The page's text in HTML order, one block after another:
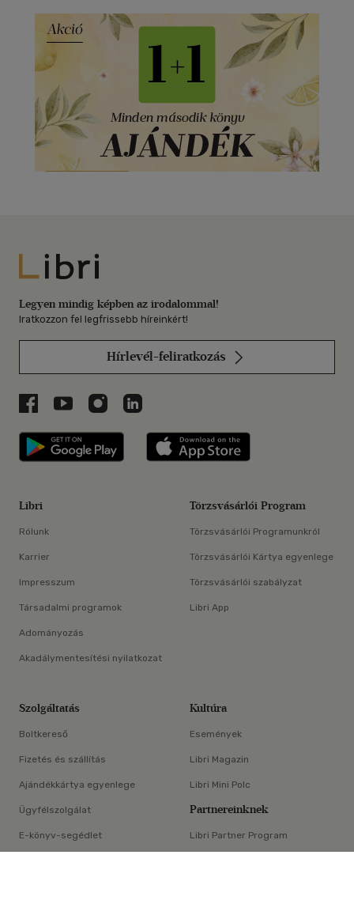
×
Libri
Legyen mindig képben az irodalommal!
Iratkozzon fel legfrissebb híreinkért!
Hírlevél-feliratkozás
Libri a Facebookon
Libri a Youtube-on
Libri az Instagramon
Libri a LinkedInen
Libri applikáció Szerezd meg: Google
Libri
Rólunk
Karrier
Impresszum
Társadalmi programok
Adományozás
Akadálymentesítési nyilatkozat
Törzsvásárlói Program
Törzsvásárlói Programunkról
Törzsvásárlói Kártya egyenlege
Törzsvásárlói szabályzat
Libri App
Szolgáltatás
Boltkereső
Fizetés és szállítás
Ajándékkártya egyenlege
Ügyfélszolgálat
E-könyv-segédlet
Kultúra
Események
Libri Magazin
Libri Mini Polc
Partnereinknek
Libri Partner Program